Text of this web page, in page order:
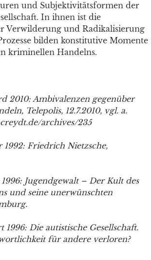
und Subjektivitätsformen der
In ihnen ist die
Verwilderung und Radikalisierung
bilden konstitutive Momente
kriminellen Handelns.
2010: Ambivalenzen gegenüber
Telepolis, 12.7.2010, vgl. a.
archives/235
1992: Friedrich Nietzsche,
Jugendgewalt – Der Kult des
und seine unerwünschten
Die autistische Gesellschaft.
für andere verloren?